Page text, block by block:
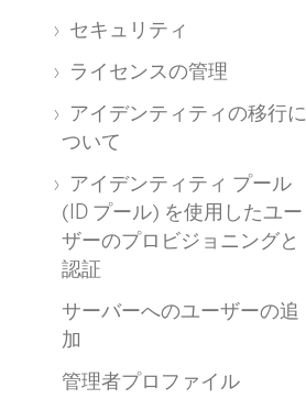
セキュリティ
ライセンスの管理
アイデンティティの移行に
ついて
アイデンティティ プール
(ID プール) を使用したユー
ザーのプロビジョニングと
認証
サーバーへのユーザーの追
加
管理者プロファイル